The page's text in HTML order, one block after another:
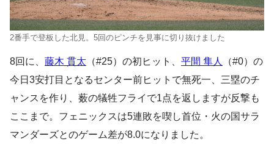
2番手で登板した北見。5回のピンチを見事に切り抜けました
8回に、 藤木 貫太 （#25）の初ヒット、 平間 隼人
（#0）の
今日3安打目となるセンター前ヒットで無死一、三塁のチ
ャンスを作り、薮の犠牲フライで1点を返しますが反撃も
ここまで。フェニックスは5連敗を喫し首位・火の国サラ
マンダーズとのゲーム差が8.0になりました。